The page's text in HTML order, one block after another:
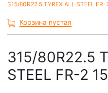
315/80R22.5 TYREX ALL STEEL
Корзина пустая
315/80R22.5
STEEL FR-2